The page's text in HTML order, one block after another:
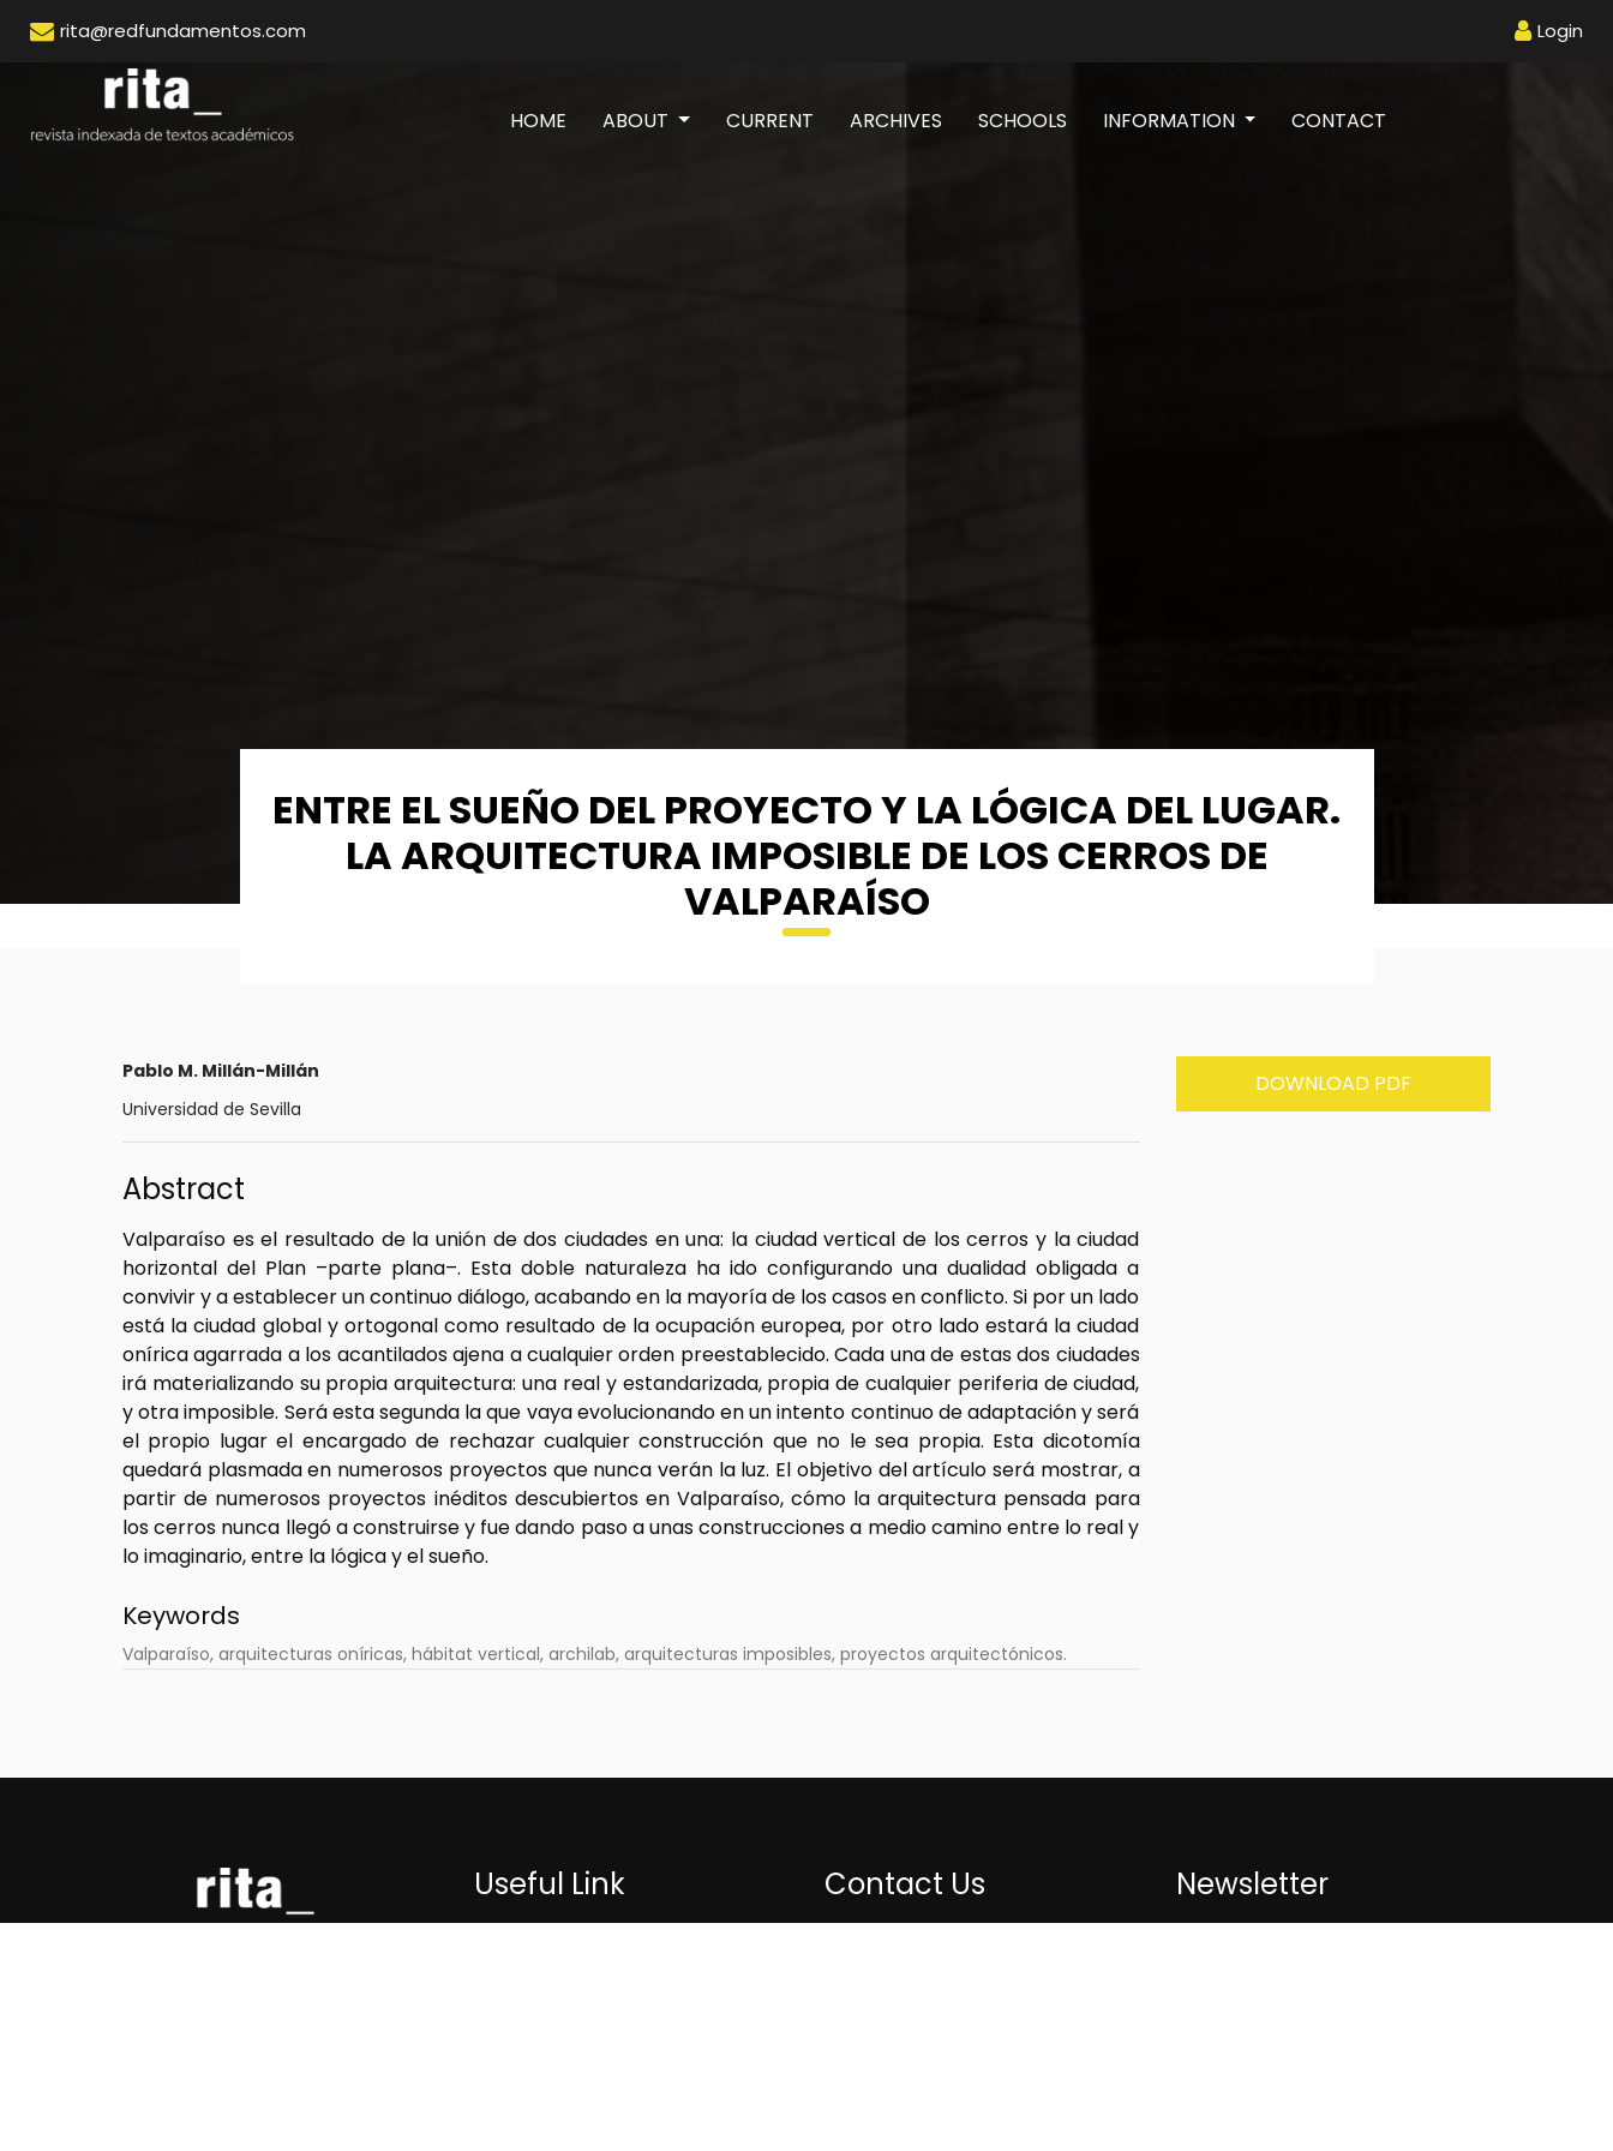
rita@redfundamentos.com Login
HOME(CURRENT)
ABOUT CURRENT ARCHIVES SCHOOLS INFORMATION CONTACT
ENTRE EL SUEÑO DEL PROYECTO Y LA LÓGICA DEL LUGAR.
LA ARQUITECTURA IMPOSIBLE DE LOS CERROS DE
VALPARAÍSO
Pablo M. Millán-Millán
Universidad de Sevilla
Abstract
Valparaíso es el resultado de la unión de dos ciudades en una: la ciudad vertical de los cerros y la ciudad
horizontal del Plan –parte plana–. Esta doble naturaleza ha ido configurando una dualidad obligada a
convivir y a establecer un continuo diálogo, acabando en la mayoría de los casos en conflicto. Si por un lado
está la ciudad global y ortogonal como resultado de la ocupación europea, por otro lado estará la ciudad
onírica agarrada a los acantilados ajena a cualquier orden preestablecido. Cada una de estas dos ciudades
irá materializando su propia arquitectura: una real y estandarizada, propia de cualquier periferia de ciudad,
y otra imposible. Será esta segunda la que vaya evolucionando en un intento continuo de adaptación y será
el propio lugar el encargado de rechazar cualquier construcción que no le sea propia. Esta dicotomía
quedará plasmada en numerosos proyectos que nunca verán la luz. El objetivo del artículo será mostrar, a
partir de numerosos proyectos inéditos descubiertos en Valparaíso, cómo la arquitectura pensada para
los cerros nunca llegó a construirse y fue dando paso a unas construcciones a medio camino entre lo real y
lo imaginario, entre la lógica y el sueño.
Keywords
Valparaíso, arquitecturas oníricas, hábitat vertical, archilab, arquitecturas imposibles, proyectos arquitectónicos.
DOWNLOAD PDF
Useful Link Contact Us Newsletter